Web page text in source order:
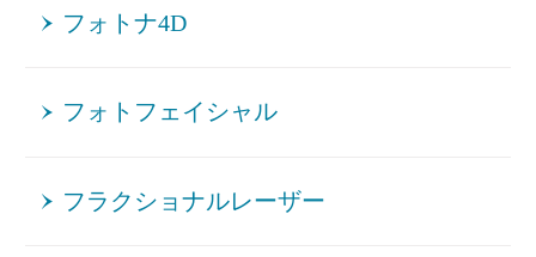
フォトナ4D
フォトフェイシャル
フラクショナルレーザー